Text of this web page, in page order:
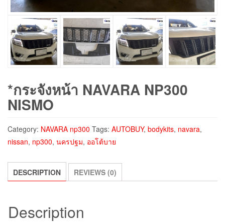
*กระจังหน้า NAVARA NP300
NISMO
Category: NAVARA np300 Tags: AUTOBUY, bodykits, navara,
nissan, np300, นครปฐม, ออโต้บาย
DESCRIPTION REVIEWS (0)
Description